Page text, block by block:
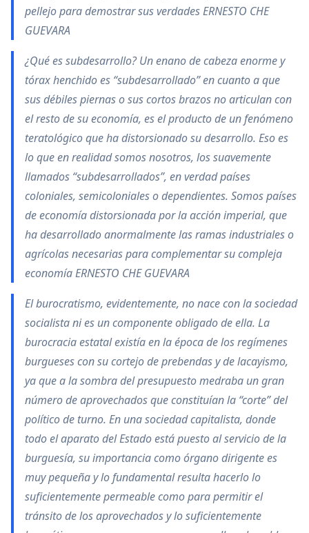
pellejo para demostrar sus verdades ERNESTO CHE
GUEVARA
¿Qué es subdesarrollo? Un enano de cabeza enorme y
tórax henchido es “subdesarrollado” en cuanto a que
sus débiles piernas o sus cortos brazos no articulan con
el resto de su economía, es el producto de un fenómeno
teratológico que ha distorsionado su desarrollo. Eso es
lo que en realidad somos nosotros, los suavemente
llamados “subdesarrollados”, en verdad países
coloniales, semicoloniales o dependientes. Somos países
de economía distorsionada por la acción imperial, que
ha desarrollado anormalmente las ramas industriales o
agrícolas necesarias para complementar su compleja
economía ERNESTO CHE GUEVARA
El burocratismo, evidentemente, no nace con la sociedad
socialista ni es un componente obligado de ella. La
burocracia estatal existía en la época de los regímenes
burgueses con su cortejo de prebendas y de lacayismo,
ya que a la sombra del presupuesto medraba un gran
número de aprovechados que constituían la “corte” del
político de turno. En una sociedad capitalista, donde
todo el aparato del Estado está puesto al servicio de la
burguesía, su importancia como órgano dirigente es
muy pequeña y lo fundamental resulta hacerlo lo
suficientemente permeable como para permitir el
tránsito de los aprovechados y lo suficientemente